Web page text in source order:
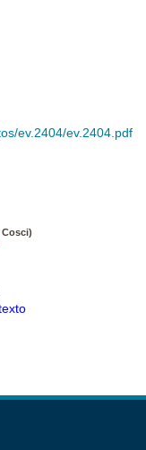
ev.2404/ev.2404.pdf